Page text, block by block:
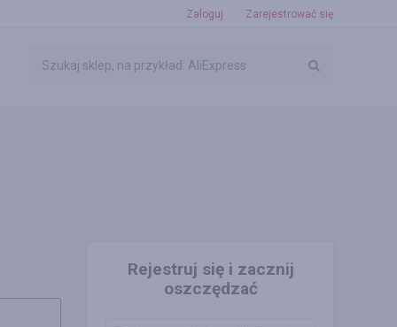
Zaloguj Zarejestrować się
Rejestruj się i zacznij
oszczędzać